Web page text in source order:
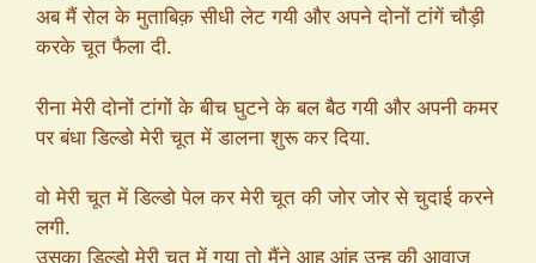
अब मैं रोल के मुताबिक़ सीधी लेट गयी और अपने दोनों टांगें चौड़ी
करके चूत फैला दी.
रीना मेरी दोनों टांगों के बीच घुटने के बल बैठ गयी और अपनी कमर
पर बंधा डिल्डो मेरी चूत में डालना शुरू कर दिया.
वो मेरी चूत में डिल्डो पेल कर मेरी चूत की जोर जोर से चुदाई करने
लगी.
उसका डिल्डो मेरी चूत में गया तो मैंने आह आंह उन्ह की आवाज